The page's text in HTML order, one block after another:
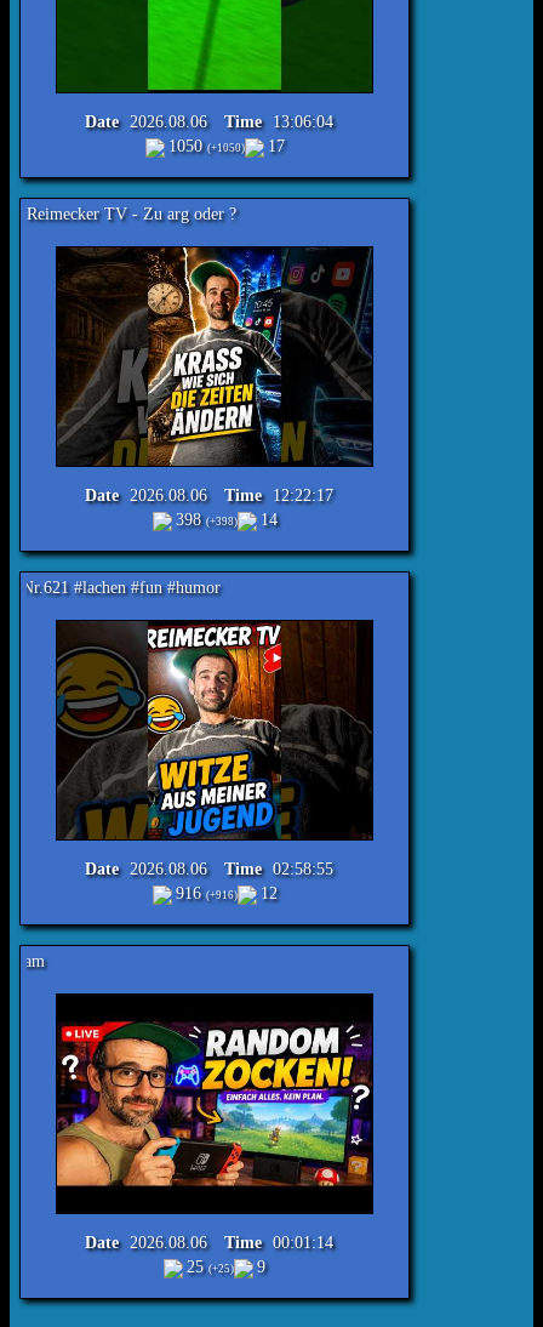
Date 2026.08.06 Time 13:06:04
1050(+1050) 17
Reimecker TV - Zu arg oder ?
Date 2026.08.06 Time 12:22:17
398(+398) 14
#fun #humor
Date 2026.08.06 Time 02:58:55
916(+916) 12
Date 2026.08.06 Time 00:01:14
25(+25) 9